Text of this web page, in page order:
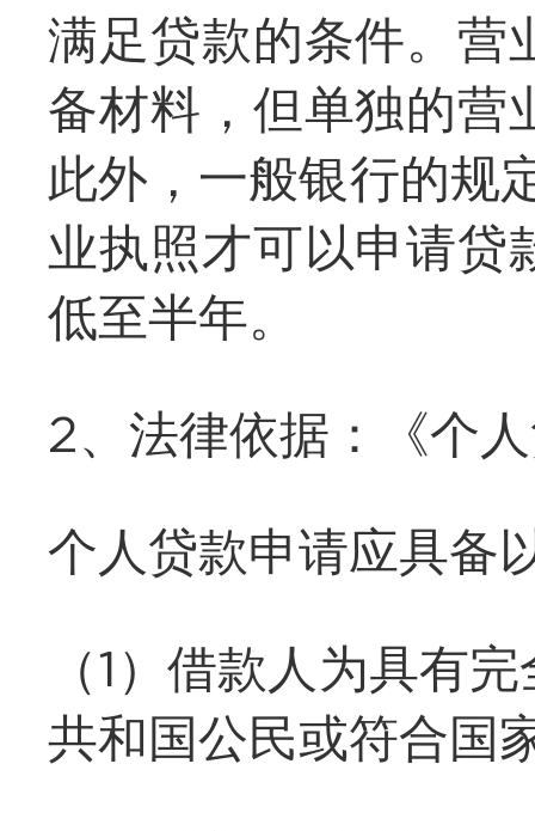
满足贷款的条件。营
备材料，但单独的营
此外，一般银行的规
业执照才可以申请贷
低至半年。
2、法律依据：《个
个人贷款申请应具备
（1）借款人为具有
共和国公民或符合国